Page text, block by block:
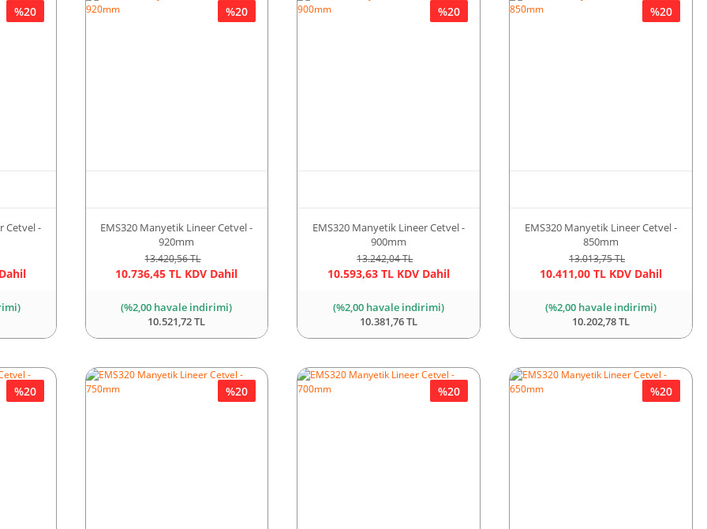
Cetvel -
%20
EMS320 Manyetik Lineer Cetvel -
920mm
13.420,56 TL
10.736,45 TL KDV Dahil
%20
(%2,00 havale indirimi)
10.521,72 TL
EMS320 Manyetik Lineer Cetvel -
900mm
13.242,04 TL
10.593,63 TL KDV Dahil
%20
(%2,00 havale indirimi)
10.381,76 TL
EMS320 Manyetik Lineer Cetvel -
850mm
13.013,75 TL
10.411,00 TL KDV Dahil
%20
(%2,00 havale indirimi)
10.202,78 TL
%20 %20 %20 %20